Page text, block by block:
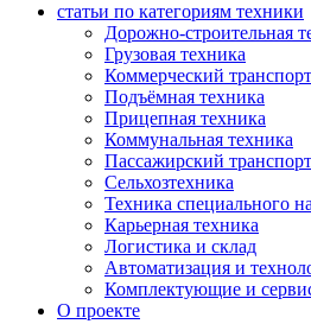
статьи по категориям техники
Дорожно-строительная
Грузовая техника
Коммерческий транспорт
Подъёмная техника
Прицепная техника
Коммунальная техника
Пассажирский транспорт
Сельхозтехника
Техника специального
Карьерная техника
Логистика и склад
Автоматизация и
Комплектующие и
О проекте